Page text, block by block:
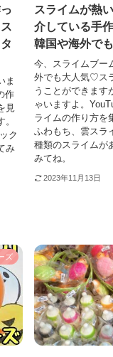
ま
作
見
ク
み
スライムが熱
介している手
韓国や海外で
今、スライムブー
外でも大人気♡ス
うことができます
ゃいますよ。
ライムの作り方を
ふわもち、雲スラ
種類のスライムが
みてね。
2023年11月13日
ズ